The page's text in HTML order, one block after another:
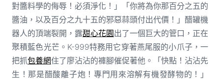
對醬料學的侮辱！必須淨化！」「你將為你那百分之五的
醬油，以及百分之九十五的邪惡蒜頭付出代價！」醋罐機
器人的頂端裂開，露甜心花園出了一個巨大的管口，正在
聚積藍色光芒。K-999特務用它穿著燕尾服的小爪子，一
把抓包養網住了廖沾沾的褲腳催促著他。「快點！沾沾先
生！那是醋酸離子炮！專門用來溶解有機發酵物的！」